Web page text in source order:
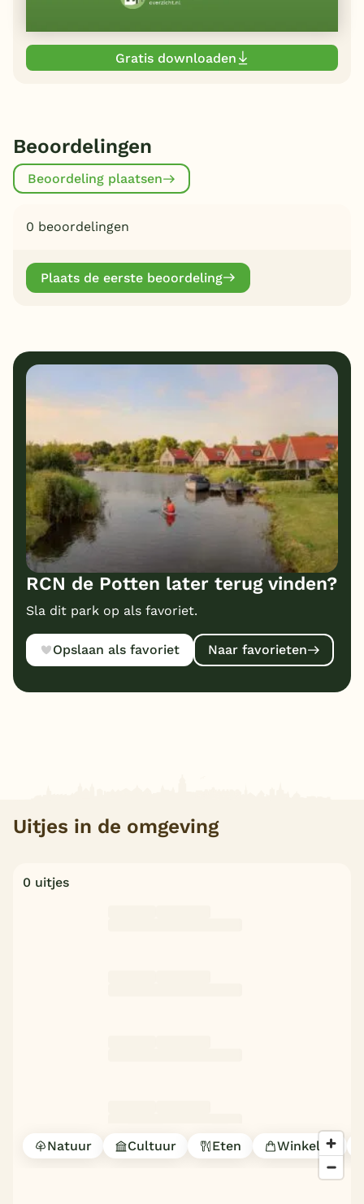
Gratis downloaden
Beoordelingen
Beoordeling plaatsen
0 beoordelingen
Plaats de eerste beoordeling
RCN de Potten later terug vinden?
Sla dit park op als favoriet.
Opslaan als favoriet Naar favorieten
Uitjes in de omgeving
0 uitjes
Natuur Cultuur Eten Winkelen